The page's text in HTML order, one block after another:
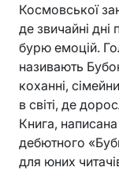
Космовської
де звичайні
бурю емоцій.
називають
коханні,
в світі, де
Книга,
дебютного
для юних